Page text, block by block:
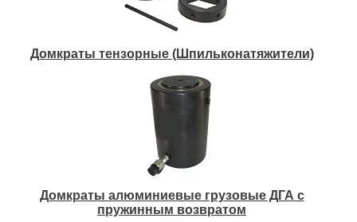
Домкраты тензорные (Шпильконатяжители)
Домкраты алюминиевые грузовые ДГА с
пружинным возвратом